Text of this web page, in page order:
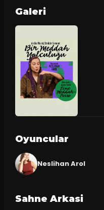
Galeri
Oyuncular
Neslihan Arol
Sahne Arkasi